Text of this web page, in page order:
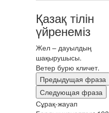
Қазақ тілін
үйренеміз
Жел – дауылдың
шақырушысы.
Ветер бурю кличет.
Предыдущая фраза
Следующая фраза
Сұрақ-жауап